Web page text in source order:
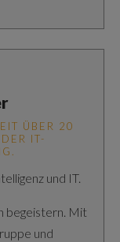
ÜBER 20
IT-
und IT.
begeistern. Mit
und